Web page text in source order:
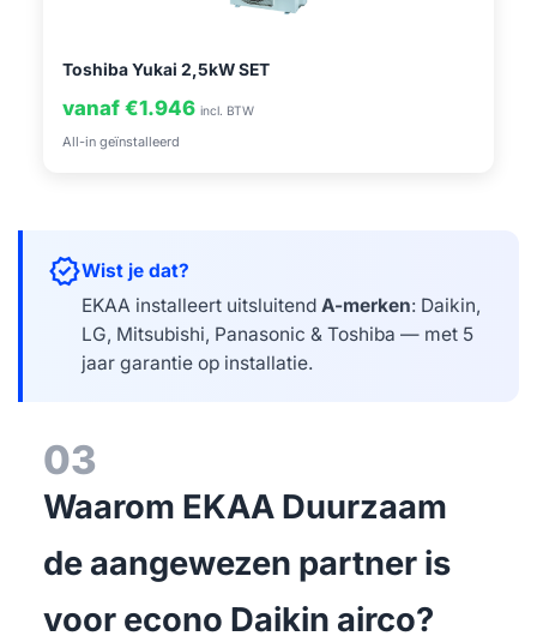
Toshiba Yukai 2,5kW SET
vanaf €1.946 incl. BTW
All-in geïnstalleerd
verifiedWist je dat?
EKAA installeert uitsluitendA-merken: Daikin,
LG, Mitsubishi, Panasonic & Toshiba — met 5
jaar garantie op installatie.
03
Waarom EKAA Duurzaam
de aangewezen partner is
voor econo Daikin airco?